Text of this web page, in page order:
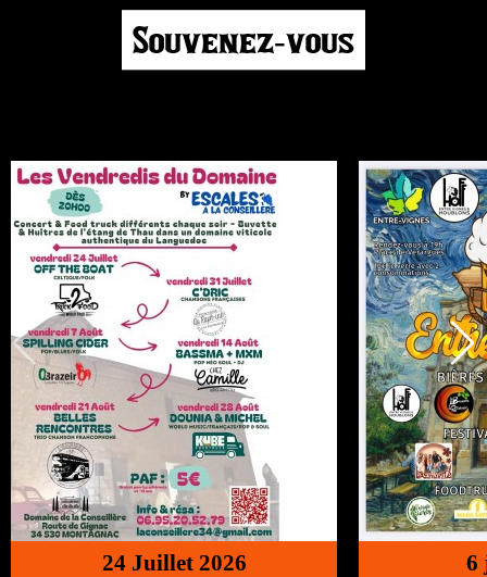
Souvenez-vous
24 Juillet 2026 6